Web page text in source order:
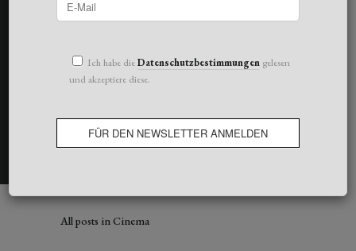
All posts in Cinema
Ich habe dieDatenschutzbestimmungengelesen
und akzeptiere diese.